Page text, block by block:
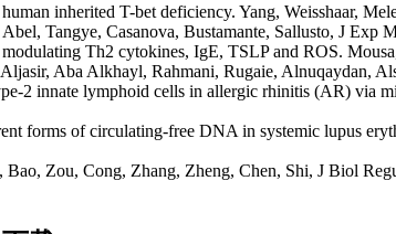
inherited T-bet deficiency. Yang, Weisshaar,
Tangye, Casanova, Bustamante, Sallusto, J Exp
Th2 cytokines, IgE, TSLP and ROS.
Aba Alkhayl, Rahmani, Rugaie, Alnuqaydan,
2 innate lymphoid cells in allergic rhinitis (AR)
forms of circulating-free DNA in systemic lupus
Zou, Cong, Zhang, Zheng, Chen, Shi, J Biol